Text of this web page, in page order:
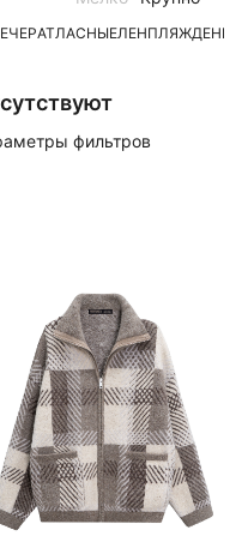
АТЛАСНЫЕЛЕНПЛЯЖДЕНИМ
фильтров